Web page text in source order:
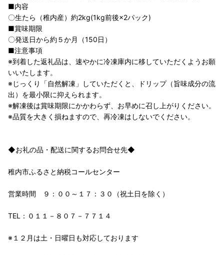
■内容
〇生たら（稚内産）約2kg(1kg前後×2パック)
■賞味期限
〇発送日から約５か月（150日）
■注意事項
※到着した返礼品は、速やかに冷凍庫内に移していただくようお願
いいたします。
※じっくり「自然解凍」していただくと、ドリップ（旨味成分の流
出）を最小限に抑えられます。
※解凍後は賞味期限にかかわらず、お早めに召し上がりください。
※品質を大きく損ねますので、再冷凍はしないでください。
◆お礼の品・配送に関するお問合せ先◆
稚内市ふるさと納税コールセンター
営業時間 ９：００～１７：３０（祝土日を除く）
TEL：０１１－８０７－７７１４
※１２月は土・日曜日も対応しております